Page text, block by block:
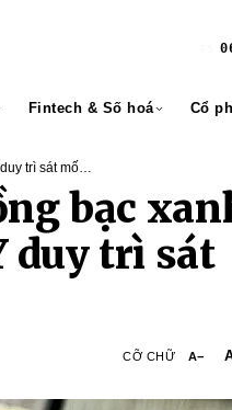
Fintech & Số hoá Cổ
trì sát mốc
bạc
duy trì sát
CỠ CHỮ A−